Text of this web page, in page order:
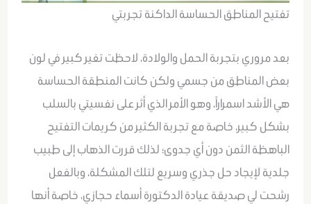
تفتيح المناطق الحساسة الداكنة تجربتي
بعد مروري بتجربة الحمل والولادة، لاحظت تغير كبير في لون
بعض المناطق من جسمي ولكن كانت المنطقة الحساسة
هي الأشد اسمراراً، وهو الأمر الذي أثر على نفسيتي بالسلب
بشكل كبير، خاصة مع تجربة الكثير من كريمات التفتيح
الباهظة الثمن دون أي جدوى؛ لذلك قررت الذهاب إلى طبيب
جلدية لإيجاد حل جذري وسريع لتلك المشكلة، وبالفعل
رشحت لي صديقة عيادة الدكتورة أسماء حجازي، خاصة أنها